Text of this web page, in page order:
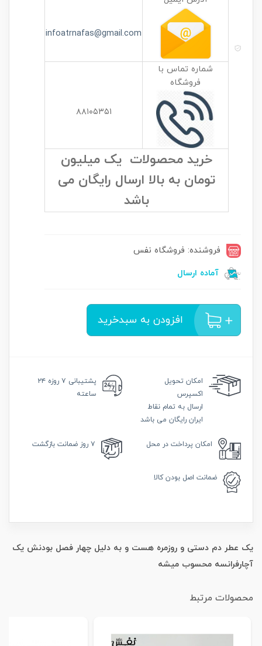
infoatrnafas@gmail.com
شماره تماس با
فروشگاه
۸۸۱۰۵۳۵۱
خرید محصولات یک میلیون
تومان به بالا ارسال رایگان می
باشد
فروشنده: فروشگاه نفس
آماده ارسال
افزودن به سبدخرید
امکان تحویل
اکسپرس
ارسال به تمام نقاط
ایران رایگان می باشد
پشتیبانی
۷ روزه ۲۴
ساعته
امکان پرداخت در محل ۷ روز ضمانت بازگشت
ضمانت اصل بودن کالا
یک عطر دم دستی و روزمره هست و به دلیل چهار فصل بودنش یک
آچارفرانسه محسوب میشه
محصولات مرتبط